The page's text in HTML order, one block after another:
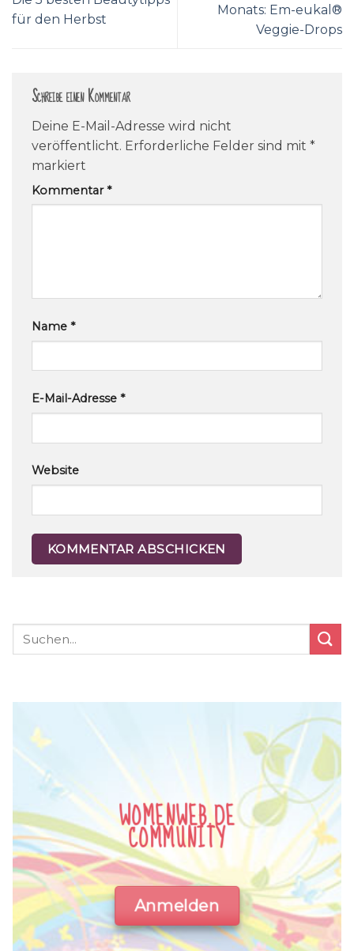
für den Herbst
Monats: Em-eukal®
Veggie-Drops
Schreibe einen Kommentar
Deine E-Mail-Adresse wird nicht
veröffentlicht. Erforderliche Felder sind mit *
markiert
Kommentar*
Name *
E-Mail-Adresse *
Website
WOMENWEB.DE
COMMUNITY
Anmelden